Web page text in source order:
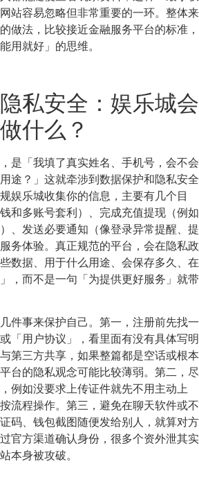
站容易忽略但非常重要的一环。整体来
做法，比较接近金融服务平台的标准，
用就好」的思维。
私安全：娱乐城会
什么？
是「我填了真实姓名、手机号，会不会
途？」这就牵涉到数据保护和隐私安全
娱乐城收集你的信息，主要有几个目
和多账号套利）、完成充值提现（例如
、发送必要通知（像登录异常提醒、提
务体验。真正规范的平台，会在隐私政
数据、用于什么用途、会保存多久、在
，而不是一句「为提供更好服务」就带
件事来保护自己。第一，注册前先找一
「用户协议」，看里面有没有具体写明
第三方共享，如果整篇都是空话或根本
台的隐私观念可能比较薄弱。第二，尽
例如没要求上传证件就先不用主动上
流程操作。第三，避免在聊天软件或不
码、钱包截图随便发给别人，就算对方
官方渠道确认身份，很多个资外泄其实
本身被攻破。